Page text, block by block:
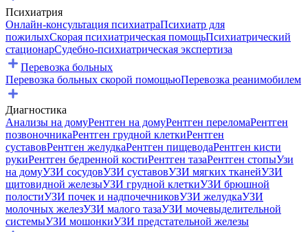
Психиатрия
Онлайн-консультация психиатраПсихиатр для
пожилыхСкорая психиатрическая помощьПсихиатрический
стационарСудебно-психиатрическая экспертиза
Перевозка больных
Перевозка больных скорой помощьюПеревозка реанимобилем
Диагностика
Анализы на домуРентген на домуРентген переломаРентген
позвоночникаРентген грудной клеткиРентген
суставовРентген желудкаРентген пищеводаРентген кисти
рукиРентген бедренной костиРентген тазаРентген стопыУзи
на домуУЗИ сосудовУЗИ суставовУЗИ мягких тканейУЗИ
щитовидной железыУЗИ грудной клеткиУЗИ брюшной
полостиУЗИ почек и надпочечниковУЗИ желудкаУЗИ
молочных железУЗИ малого тазаУЗИ мочевыделительной
системыУЗИ мошонкиУЗИ предстательной железы